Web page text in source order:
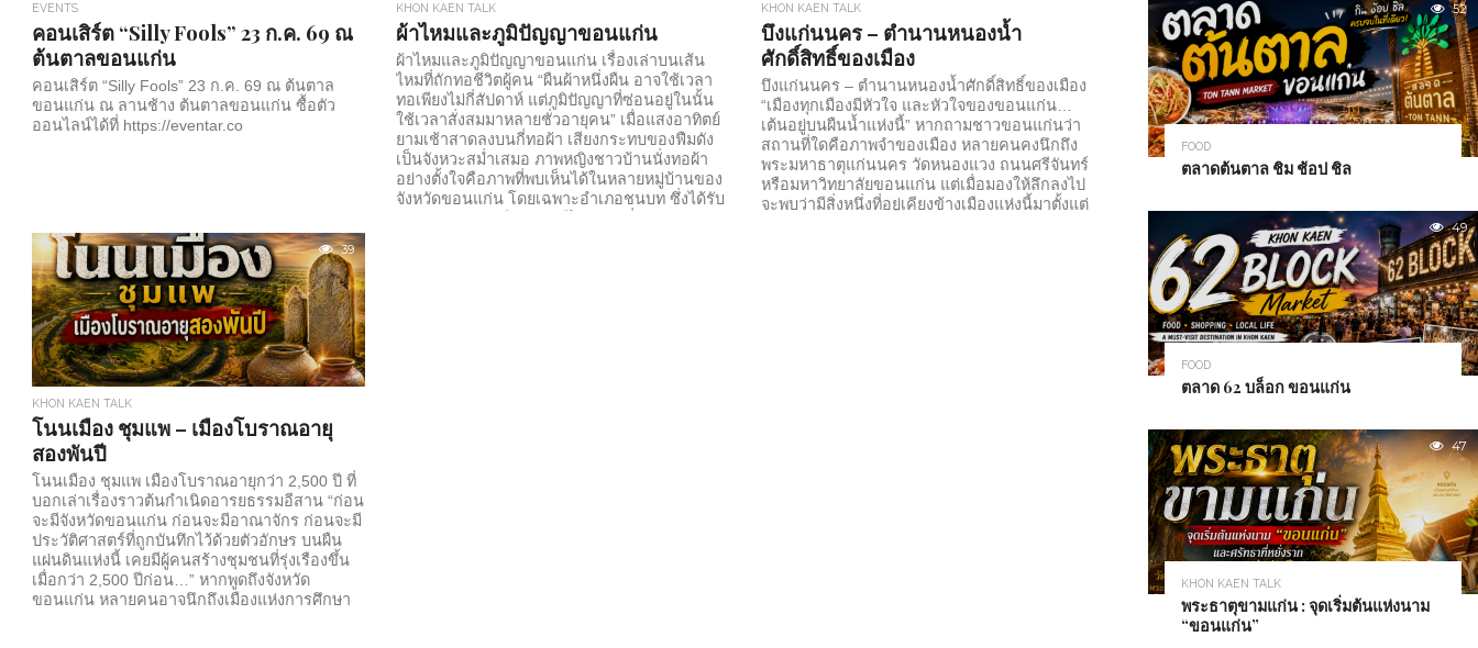
EVENTS
คอนเสิร์ต “Silly Fools” 23 ก.ค. 69 ณ
ต้นตาลขอนแก่น
คอนเสิร์ต “Silly Fools” 23 ก.ค. 69 ณ ต้นตาล
ขอนแก่น ณ ลานช้าง ต้นตาลขอนแก่น ซื้อตัว
ออนไลน์ได้ที่ https://eventar.co
KHON KAEN TALK
ผ้าไหมและภูมิปัญญาขอนแก่น
ผ้าไหมและภูมิปัญญาขอนแก่น เรื่องเล่าบนเส้น
ไหมที่ถักทอชีวิตผู้คน “ผืนผ้าหนึ่งผืน อาจใช้เวลา
ทอเพียงไม่กี่สัปดาห์ แต่ภูมิปัญญาที่ซ่อนอยู่ในนั้น
ใช้เวลาสั่งสมมาหลายชั่วอายุคน” เมื่อแสงอาทิตย์
ยามเช้าสาดลงบนกี่ทอผ้า เสียงกระทบของฟืมดัง
เป็นจังหวะสม่ำเสมอ ภาพหญิงชาวบ้านนั่งทอผ้า
อย่างตั้งใจคือภาพที่พบเห็นได้ในหลายหมู่บ้านของ
จังหวัดขอนแก่น โดยเฉพาะอำเภอชนบท ซึ่งได้รับ
KHON KAEN TALK
บึงแก่นนคร – ตำนานหนองน้ำ
ศักดิ์สิทธิ์ของเมือง
บึงแก่นนคร – ตำนานหนองน้ำศักดิ์สิทธิ์ของเมือง
“เมืองทุกเมืองมีหัวใจ และหัวใจของขอนแก่น…
เต้นอยู่บนผืนน้ำแห่งนี้” หากถามชาวขอนแก่นว่า
สถานที่ใดคือภาพจำของเมือง หลายคนคงนึกถึง
พระมหาธาตุแก่นนคร วัดหนองแวง ถนนศรีจันทร์
หรือมหาวิทยาลัยขอนแก่น แต่เมื่อมองให้ลึกลงไป
จะพบว่ามีสิ่งหนึ่งที่อยู่เคียงข้างเมืองแห่งนี้มาตั้งแต่
39
KHON KAEN TALK
โนนเมือง ชุมแพ – เมืองโบราณอายุ
สองพันปี
โนนเมือง ชุมแพ เมืองโบราณอายุกว่า 2,500 ปี ที่
บอกเล่าเรื่องราวต้นกำเนิดอารยธรรมอีสาน “ก่อน
จะมีจังหวัดขอนแก่น ก่อนจะมีอาณาจักร ก่อนจะมี
ประวัติศาสตร์ที่ถูกบันทึกไว้ด้วยตัวอักษร บนผืน
แผ่นดินแห่งนี้ เคยมีผู้คนสร้างชุมชนที่รุ่งเรืองขึ้น
เมื่อกว่า 2,500 ปีก่อน…” หากพูดถึงจังหวัด
ขอนแก่น หลายคนอาจนึกถึงเมืองแห่งการศึกษา
52
FOOD
ตลาดต้นตาล ชิม ช้อป ชิล
49
FOOD
ตลาด 62 บล็อก ขอนแก่น
47
KHON KAEN TALK
พระธาตุขามแก่น : จุดเริ่มต้นแห่งนาม
“ขอนแก่น”